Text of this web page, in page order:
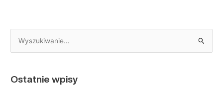
z
k
Ostatnie wpisy